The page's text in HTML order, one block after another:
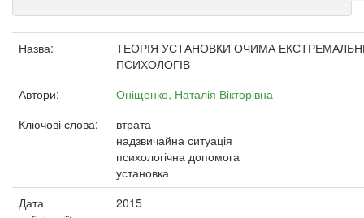
Назва:
ТЕОРІЯ УСТАНОВКИ ОЧИМА
ПСИХОЛОГІВ
Автори:
Оніщенко, Наталія Вікторівна
Ключові слова:
втрата
надзвичайна ситуація
психологічна допомога
установка
Дата
2015